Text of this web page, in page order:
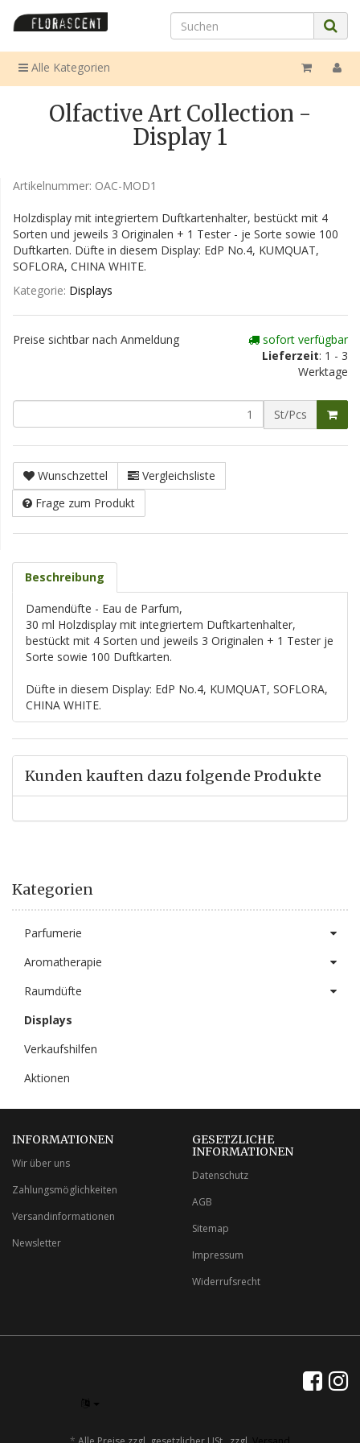
Alle Kategorien
Olfactive Art Collection -
Display 1
Artikelnummer: OAC-MOD1
Holzdisplay mit integriertem Duftkartenhalter, bestückt mit 4
Sorten und jeweils 3 Originalen + 1 Tester - je Sorte sowie 100
Duftkarten. Düfte in diesem Display: EdP No.4, KUMQUAT,
SOFLORA, CHINA WHITE.
Kategorie: Displays
Preise sichtbar nach Anmeldung
sofort verfügbar
Lieferzeit: 1 - 3
Werktage
St/Pcs
Wunschzettel
Vergleichsliste
Frage zum Produkt
Beschreibung
Damendüfte - Eau de Parfum,
30 ml Holzdisplay mit integriertem Duftkartenhalter,
bestückt mit 4 Sorten und jeweils 3 Originalen + 1 Tester je
Sorte sowie 100 Duftkarten.
Düfte in diesem Display: EdP No.4, KUMQUAT, SOFLORA,
CHINA WHITE.
Kunden kauften dazu folgende Produkte
Kategorien
Parfumerie
Aromatherapie
Raumdüfte
Displays
Verkaufshilfen
Aktionen
INFORMATIONEN
Wir über uns
Zahlungsmöglichkeiten
Versandinformationen
Newsletter
GESETZLICHE
INFORMATIONEN
Datenschutz
AGB
Sitemap
Impressum
Widerrufsrecht